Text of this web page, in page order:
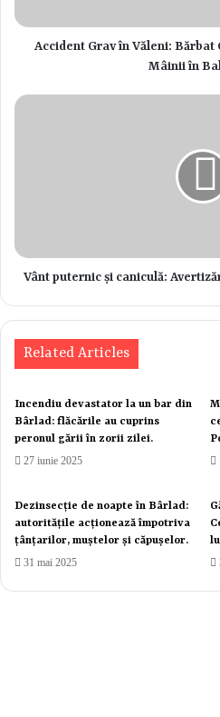
ambulanță și de a beneficia de
propune să promoveze sănătatea
Accident Grav în Văleni:
Mâinii în
Vânt puternic și caniculă:
Related Articles
Incendiu devastator la un bar din
Bârlad: flăcările au cuprins
peronul gării în zorii zilei.
27 iunie 2025
Dezinsecție de noapte în Bârlad:
autoritățile acționează împotriva
țânțarilor, muștelor și căpușelor.
31 mai 2025